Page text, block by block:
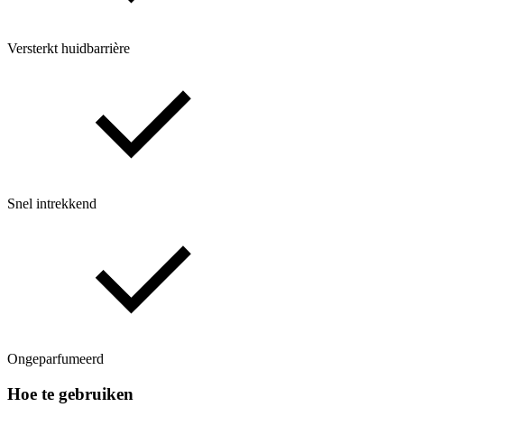
Versterkt huidbarrière
Snel intrekkend
Ongeparfumeerd
Hoe te gebruiken